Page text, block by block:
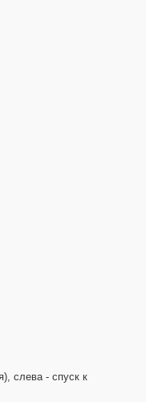
слева - спуск к